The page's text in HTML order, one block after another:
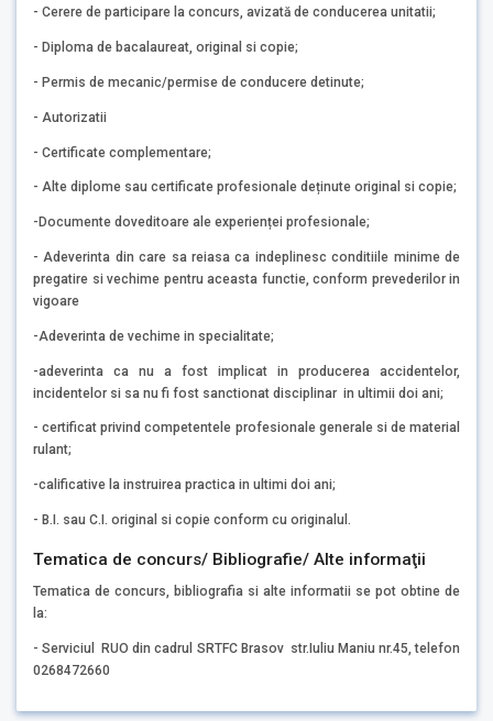
- Cerere de participare la concurs, avizată de conducerea unitatii;
- Diploma de bacalaureat, original si copie;
- Permis de mecanic/permise de conducere detinute;
- Autorizatii
- Certificate complementare;
- Alte diplome sau certificate profesionale deținute original si copie;
-Documente doveditoare ale experienței profesionale;
- Adeverinta din care sa reiasa ca indeplinesc conditiile minime de
pregatire si vechime pentru aceasta functie, conform prevederilor in
vigoare
-Adeverinta de vechime in specialitate;
-adeverinta ca nu a fost implicat in producerea accidentelor,
incidentelor si sa nu fi fost sanctionat disciplinar in ultimii doi ani;
- certificat privind competentele profesionale generale si de material
rulant;
-calificative la instruirea practica in ultimi doi ani;
- B.I. sau C.I. original si copie conform cu originalul.
Tematica de concurs/ Bibliografie/ Alte informaţii
Tematica de concurs, bibliografia si alte informatii se pot obtine de
la:
- Serviciul RUO din cadrul SRTFC Brasov str.Iuliu Maniu nr.45, telefon
0268472660